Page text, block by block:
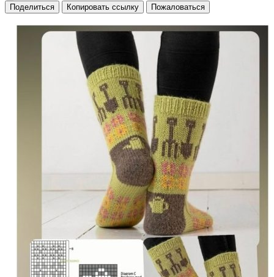
Поделиться Копировать ссылку Пожаловаться